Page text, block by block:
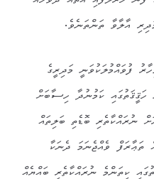
އާލާވާ ތަންތަނެވެ.
ފުވައްމުލަކުވަނީ މަދިރީގެ
ކަމުނުދާ ހިސާބަށް
ނުރައްކާތެރި ބޮޑެތި ބަލިތައް
ތަޢާރަފް ވެއްޖެނަމަ ދެނަކާ
ކިތަންމެ ނުރައްކާތެރި ބައްޔެއް